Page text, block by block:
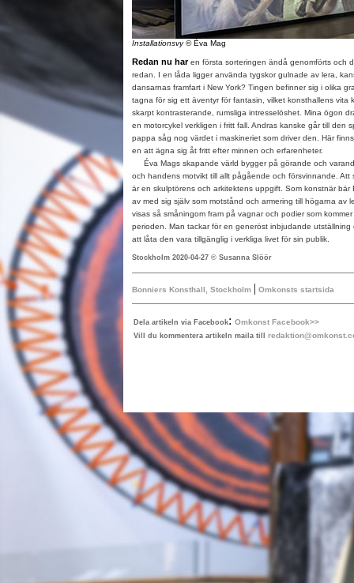
Installationsvy© Éva Mag
Redan nu haren första sorteringen ändå genomförts och
redan. I en låda ligger använda tygskor gulnade av lera,
dansarnas framfart i New York? Tingen befinner sig i olika
tagna för sig ett äventyr för fantasin, vilket konsthallens vita
skarpt kontrasterande, rumsliga intresselöshet. Mina ögon
en motorcykel verkligen i fritt fall. Andras kanske går till den
pappa såg nog värdet i maskineriet som driver den. Här
en att ägna sig åt fritt efter minnen och erfarenheter.
Éva Mags skapande värld bygger på görande och
och handens motvikt till allt pågående och försvinnande. Att
är en skulptörens och arkitektens uppgift. Som konstnär bär
av med sig själv som motstånd och armering till högarna av
visas så småningom fram på vagnar och podier som
perioden. Man tackar för en generöst inbjudande utställning
att låta den vara tillgänglig i verkliga livet för sin publik.
Stockholm 2020-04-27 © Susanna Slöör
Bonniers Konsthall, Stockholm | Omkonsts startsida
Dela artikeln via Facebook: Omkonst Facebook>>
Vill du kommentera artikeln maila till